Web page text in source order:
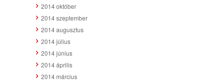
2014 október
2014 szeptember
2014 augusztus
2014 július
2014 június
2014 április
2014 március